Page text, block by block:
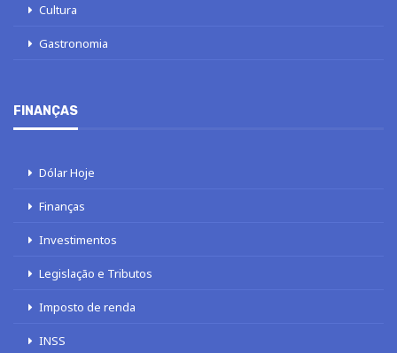
Cultura
Gastronomia
FINANÇAS
Dólar Hoje
Finanças
Investimentos
Legislação e Tributos
Imposto de renda
INSS